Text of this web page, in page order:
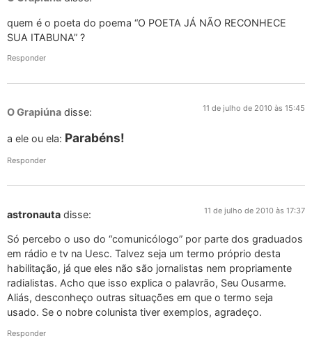
quem é o poeta do poema “O POETA JÁ NÃO RECONHECE
SUA ITABUNA” ?
Responder
O Grapiúna disse: 11 de julho de 2010 às 15:45
a ele ou ela: Parabéns!
Responder
astronauta disse: 11 de julho de 2010 às 17:37
Só percebo o uso do “comunicólogo” por parte dos graduados
em rádio e tv na Uesc. Talvez seja um termo próprio desta
habilitação, já que eles não são jornalistas nem propriamente
radialistas. Acho que isso explica o palavrão, Seu Ousarme.
Aliás, desconheço outras situações em que o termo seja
usado. Se o nobre colunista tiver exemplos, agradeço.
Responder